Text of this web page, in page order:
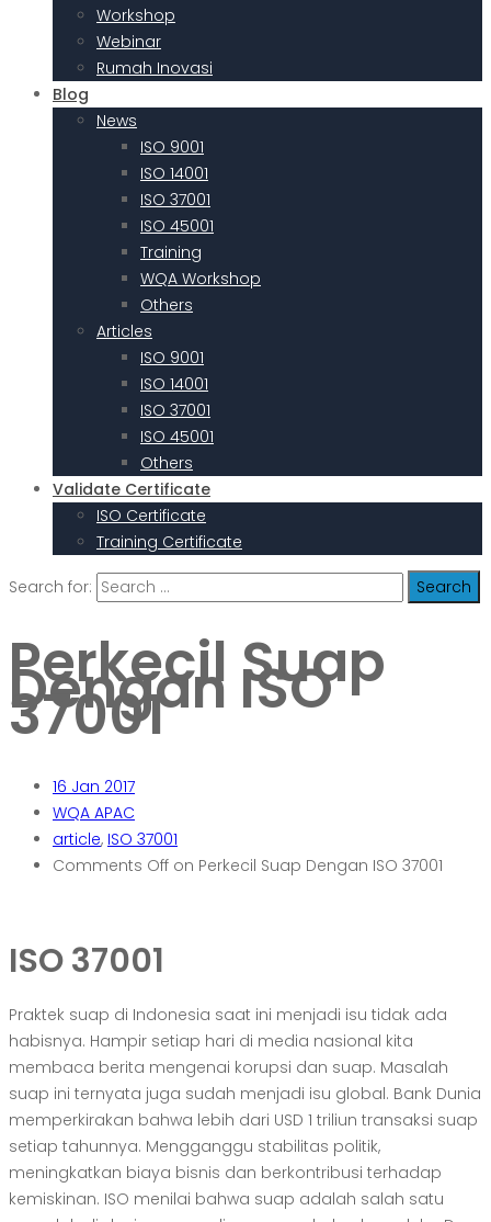
Workshop
Webinar
Rumah Inovasi
Blog
News
ISO 9001
ISO 14001
ISO 37001
ISO 45001
Training
WQA Workshop
Others
Articles
ISO 9001
ISO 14001
ISO 37001
ISO 45001
Others
Validate Certificate
ISO Certificate
Training Certificate
Search for:
Perkecil Suap
Dengan ISO
37001
16 Jan 2017
WQA APAC
article, ISO 37001
Comments Off on Perkecil Suap Dengan ISO 37001
ISO 37001
Praktek suap di Indonesia saat ini menjadi isu tidak ada
habisnya. Hampir setiap hari di media nasional kita
membaca berita mengenai korupsi dan suap. Masalah
suap ini ternyata juga sudah menjadi isu global. Bank Dunia
memperkirakan bahwa lebih dari USD 1 triliun transaksi suap
setiap tahunnya. Mengganggu stabilitas politik,
meningkatkan biaya bisnis dan berkontribusi terhadap
kemiskinan. ISO menilai bahwa suap adalah salah satu